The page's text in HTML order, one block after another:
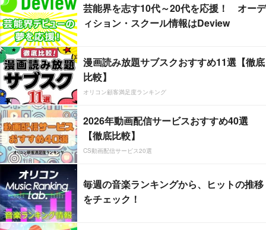
芸能界を志す10代～20代を応援！ オーデ
ィション・スクール情報はDeview
漫画読み放題サブスクおすすめ11選【徹底
比較】
オリコン顧客満足度ランキング
2026年動画配信サービスおすすめ40選
【徹底比較】
CS動画配信サービス20選
毎週の音楽ランキングから、ヒットの推移
をチェック！